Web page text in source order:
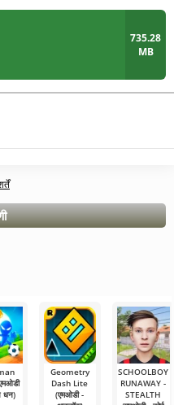
735.28
MB
धन)
Geometry
Dash Lite
(एमओडी -
SCHOOLBOY
RUNAWAY -
STEALTH